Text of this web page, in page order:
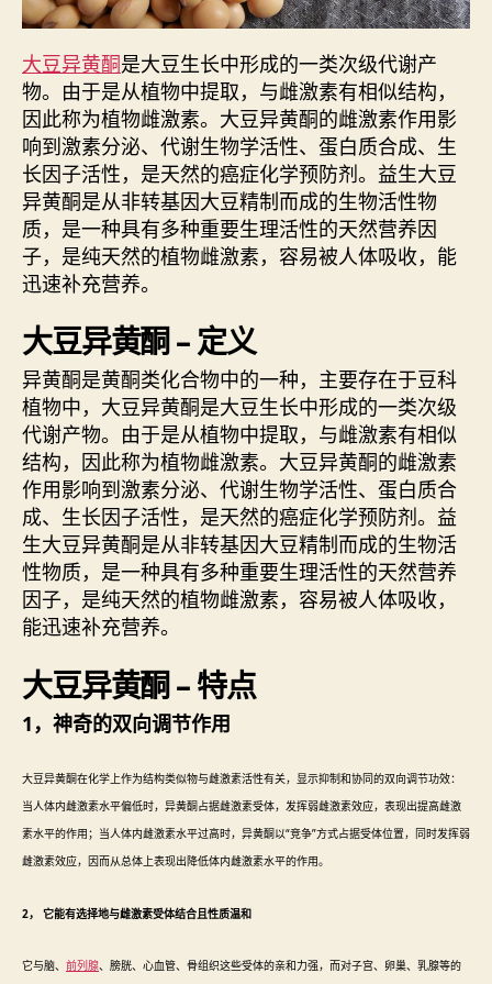
大豆异黄酮是大豆生长中形成的一类次级代谢产
物。由于是从植物中提取，与雌激素有相似结构，
因此称为植物雌激素。大豆异黄酮的雌激素作用影
响到激素分泌、代谢生物学活性、蛋白质合成、生
长因子活性，是天然的癌症化学预防剂。益生大豆
异黄酮是从非转基因大豆精制而成的生物活性物
质，是一种具有多种重要生理活性的天然营养因
子，是纯天然的植物雌激素，容易被人体吸收，能
迅速补充营养。
大豆异黄酮 – 定义
异黄酮是黄酮类化合物中的一种，主要存在于豆科
植物中，大豆异黄酮是大豆生长中形成的一类次级
代谢产物。由于是从植物中提取，与雌激素有相似
结构，因此称为植物雌激素。大豆异黄酮的雌激素
作用影响到激素分泌、代谢生物学活性、蛋白质合
成、生长因子活性，是天然的癌症化学预防剂。益
生大豆异黄酮是从非转基因大豆精制而成的生物活
性物质，是一种具有多种重要生理活性的天然营养
因子，是纯天然的植物雌激素，容易被人体吸收，
能迅速补充营养。
大豆异黄酮 – 特点
1，神奇的双向调节作用
大豆异黄酮在化学上作为结构类似物与雌激素活性有关，显示抑制和协同的双向调节功效：
当人体内雌激素水平偏低时，异黄酮占据雌激素受体，发挥弱雌激素效应，表现出提高雌激
素水平的作用；当人体内雌激素水平过高时，异黄酮以“竞争”方式占据受体位置，同时发挥弱
雌激素效应，因而从总体上表现出降低体内雌激素水平的作用。
2， 它能有选择地与雌激素受体结合且性质温和
它与脑、 前列腺、膀胱、心血管、骨组织这些受体的亲和力强，而对子宫、卵巢、乳腺等的